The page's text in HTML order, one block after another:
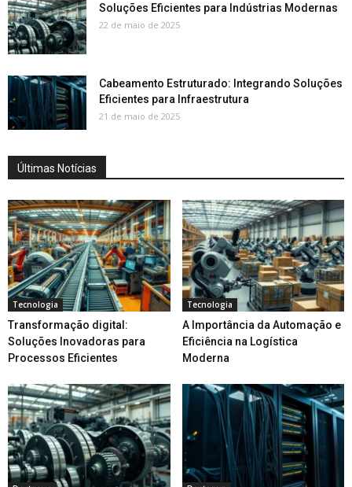
Soluções Eficientes para Indústrias Modernas
22 de maio de 2025
Cabeamento Estruturado: Integrando Soluções
Eficientes para Infraestrutura
21 de maio de 2025
Últimas Notícias
Tecnologia
Transformação digital:
Soluções Inovadoras para
Processos Eficientes
Tecnologia
A Importância da Automação e
Eficiência na Logística
Moderna